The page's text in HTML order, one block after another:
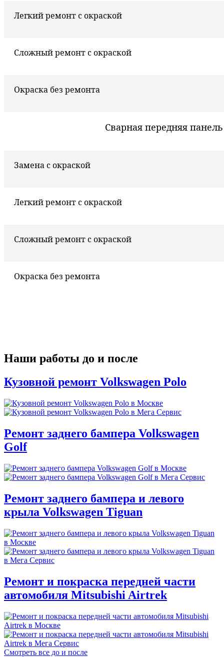
Легкий ремонт с окраской
Сложный ремонт с окраской
Окраска без ремонта
Сварная передняя панель
Замена с окраской
Легкий ремонт с окраской
Сложный ремонт с окраской
Окраска без ремонта
Наши работы до и после
Кузовной ремонт Volkswagen Polo
Ремонт заднего бампера Volkswagen
Golf
Ремонт заднего бампера и левого
крыла Volkswagen Tiguan
Ремонт и покраска передней части
автомобиля Mitsubishi Airtrek
Смотреть все до и после